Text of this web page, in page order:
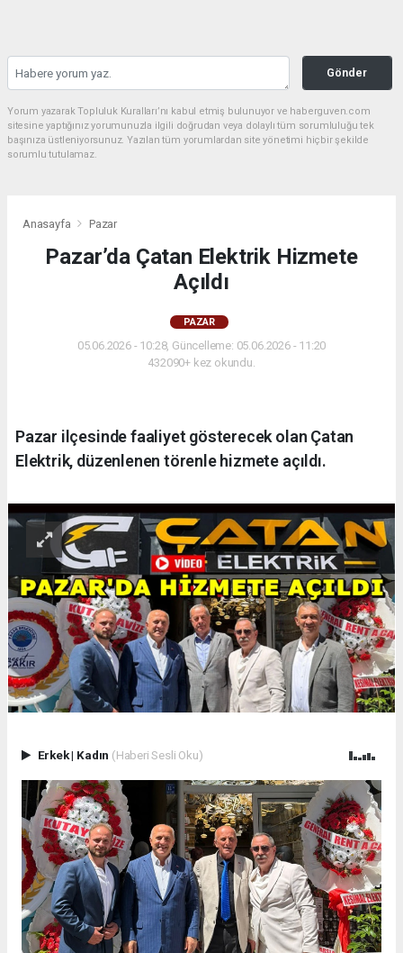
Gönder
Yorum yazarak Topluluk Kuralları’nı kabul etmiş bulunuyor ve haberguven.com
sitesine yaptığınız yorumunuzla ilgili doğrudan veya dolaylı tüm sorumluluğu tek
başınıza üstleniyorsunuz. Yazılan tüm yorumlardan site yönetimi hiçbir şekilde
sorumlu tutulamaz.
Anasayfa Pazar
Pazar’da Çatan Elektrik Hizmete
Açıldı
PAZAR
05.06.2026 - 10:28, Güncelleme: 05.06.2026 - 11:20
432090+ kez okundu.
Pazar ilçesinde faaliyet gösterecek olan Çatan
Elektrik, düzenlenen törenle hizmete açıldı.
Erkek| Kadın (Haberi Sesli Oku)